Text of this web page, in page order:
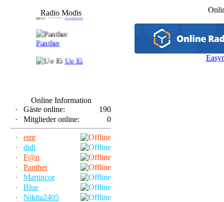
Radio Modis
Frank
Panther
Ue Ei
Online Information
·
Gäste online:
190
·
Mitglieder online: 0
·
emr
·
didi
·
F@n
·
Panther
·
Martincor
·
Blue
·
Nikita2405